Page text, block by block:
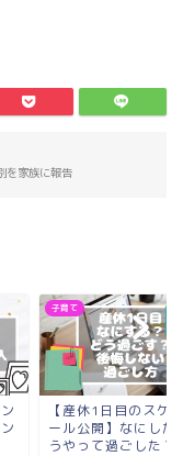
を家族に報告
子育て
【産休1日目のスケ
ール公開】なにした
うやって過ごした？